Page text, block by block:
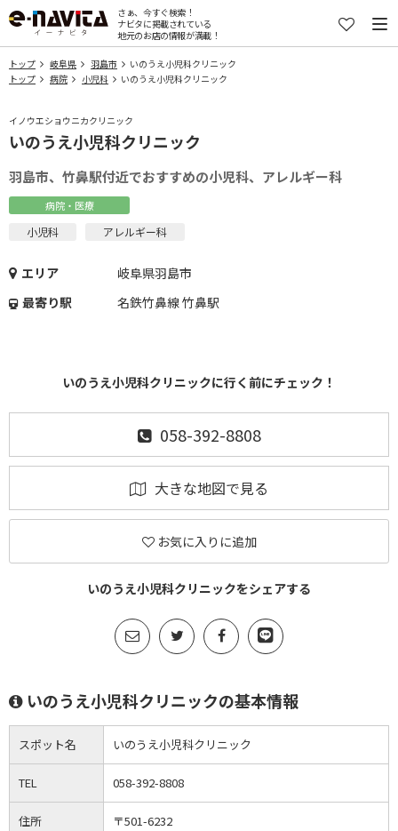
さぁ、今すぐ検索！
ナビタに掲載されている
地元のお店の情報が満載！
トップ 岐阜県 羽島市
いのうえ小児科クリニック
トップ
病院 小児科 いのうえ小児科クリニック
イノウエショウニカクリニック
いのうえ小児科クリニック
羽島市、竹鼻駅付近でおすすめの小児科、アレルギー科
病院・医療
小児科 アレルギー科
エリア
岐阜県羽島市
最寄り駅
名鉄竹鼻線 竹鼻駅
いのうえ小児科クリニックに行く前にチェック！
058-392-8808
大きな地図で見る
お気に入りに追加
いのうえ小児科クリニックをシェアする
いのうえ小児科クリニックの基本情報
スポット名 いのうえ小児科クリニック
TEL 058-392-8808
住所
〒501-6232